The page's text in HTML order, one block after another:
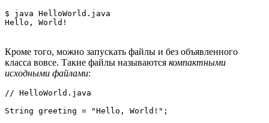
$ java HelloWorld.java
Кроме того, можно запускать файлы и без объявленного
класса вовсе. Такие файлы называются компактными
исходными файлами:
// HelloWorld.java
String greeting = "Hello, World!";